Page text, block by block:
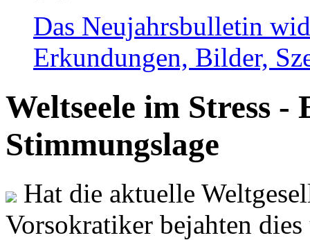
Das Neujahrsbulletin
Erkundungen, Bilder,
Weltseele im Stress -
Stimmungslage
Hat die aktuelle
Vorsokratiker bejahten